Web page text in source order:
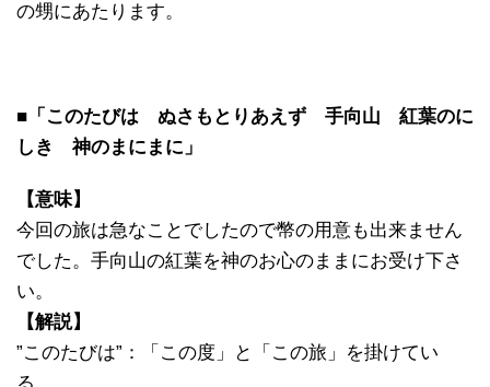
の甥にあたります。
■「このたびは ぬさもとりあえず 手向山 紅葉のに
しき 神のまにまに」
【意味】
今回の旅は急なことでしたので幣の用意も出来ません
でした。手向山の紅葉を神のお心のままにお受け下さ
い。
【解説】
”このたびは”：「この度」と「この旅」を掛けてい